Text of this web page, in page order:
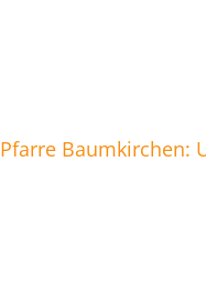
Pfarre Baumkirchen: